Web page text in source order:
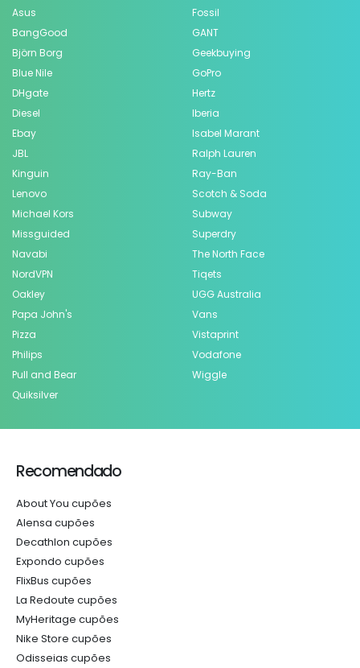
Asus
BangGood
Björn Borg
Blue Nile
DHgate
Diesel
Ebay
Fossil
GANT
Geekbuying
GoPro
Hertz
Iberia
Isabel Marant
JBL
Kinguin
Lenovo
Michael Kors
Missguided
Navabi
NordVPN
Oakley
Papa John's
Pizza
Philips
Pull and Bear
Quiksilver
Ralph Lauren
Ray-Ban
Scotch & Soda
Subway
Superdry
The North Face
Tiqets
UGG Australia
Vans
Vistaprint
Vodafone
Wiggle
Recomendado
About You cupões
Alensa cupões
Decathlon cupões
Expondo cupões
FlixBus cupões
La Redoute cupões
MyHeritage cupões
Nike Store cupões
Odisseias cupões